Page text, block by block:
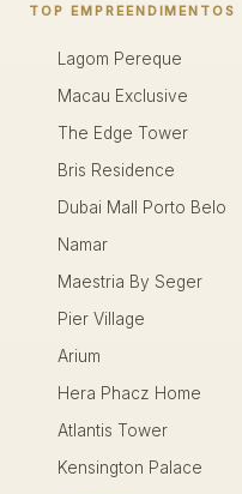
TOP EMPREENDIMENTOS
Lagom Pereque
Macau Exclusive
The Edge Tower
Bris Residence
Dubai Mall Porto Belo
Namar
Maestria By Seger
Pier Village
Arium
Hera Phacz Home
Atlantis Tower
Kensington Palace